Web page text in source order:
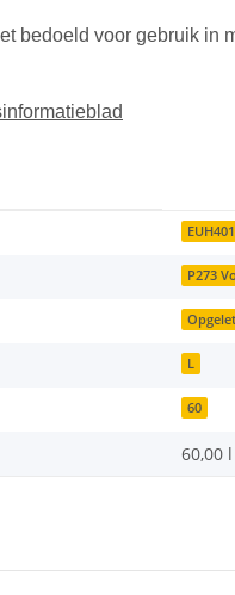
bedoeld voor gebruik in
P273
Opgelet
L
60
60,00 l